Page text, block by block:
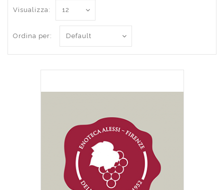
Visualizza:
Ordina per: